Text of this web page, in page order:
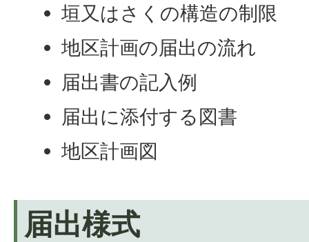
垣又はさくの構造の制限
地区計画の届出の流れ
届出書の記入例
届出に添付する図書
地区計画図
届出様式